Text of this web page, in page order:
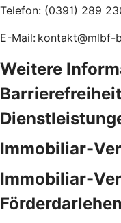
Telefon: (0391) 289
E-Mail: kontakt@mlbf-
Weitere
Immobiliar-
Immobiliar-
Förderdarlehen